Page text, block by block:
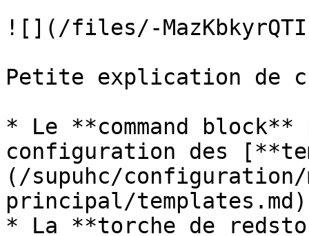
![](/files/-
Petite explication de
* Le **command block**
configuration des
(/supuhc/configuration/
principal/
* La **torche de